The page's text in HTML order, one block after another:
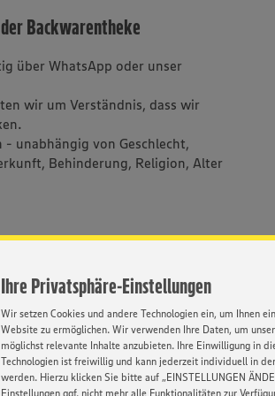
Ihre Privatsphäre-Einstellungen
Wir setzen Cookies und andere Technologien ein, um Ihnen
Website zu ermöglichen. Wir verwenden Ihre Daten, um
möglichst relevante Inhalte anzubieten. Ihre Einwilligung in
Technologien ist freiwillig und kann jederzeit individuell in
werden. Hierzu klicken Sie bitte auf „EINSTELLUNGEN
Einstellungen ggf. nicht mehr alle Funktionalitäten zur
Backwarentheke
über WhatsApp oder unser
wir um Verständnis, dass wir
unabhängig von Geschlecht,
Behinderung, Religion, Alter